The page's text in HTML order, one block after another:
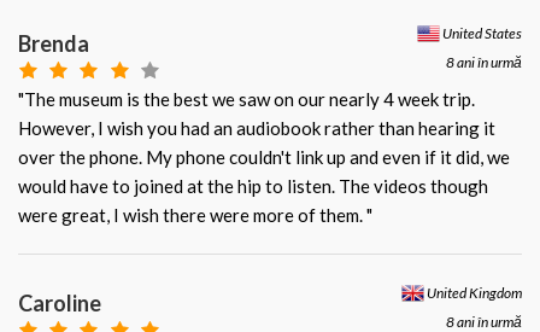
United States
8 ani în urmă
Brenda
"The museum is the best we saw on our nearly 4 week trip.
However, I wish you had an audiobook rather than hearing it
over the phone. My phone couldn't link up and even if it did, we
would have to joined at the hip to listen. The videos though
were great, I wish there were more of them. "
United Kingdom
8 ani în urmă
Caroline